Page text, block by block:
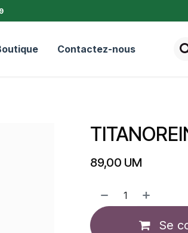
Contactez-nous
89,00 UM
Se